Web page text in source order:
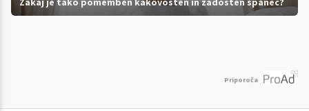
Priporoča